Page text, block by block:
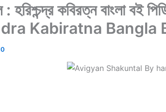
: হরিশ্চন্দ্র কবিরত্ন
Kabiratna Bangla